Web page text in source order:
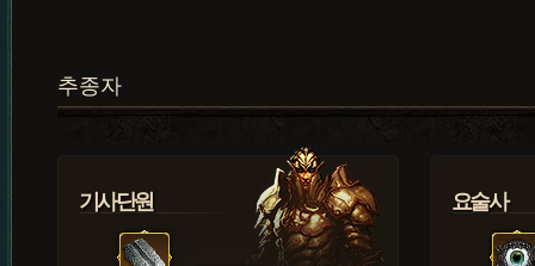
추종자
기사단원 요술사